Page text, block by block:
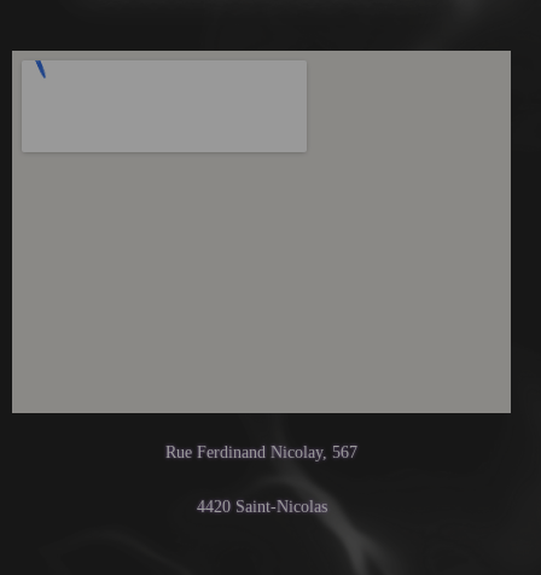
Rue Ferdinand Nicolay, 567
4420 Saint-Nicolas